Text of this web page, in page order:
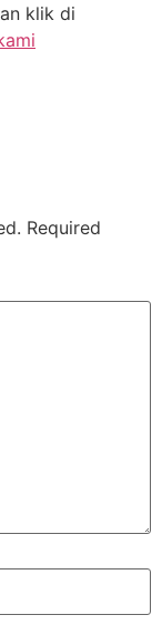
klik di
Required